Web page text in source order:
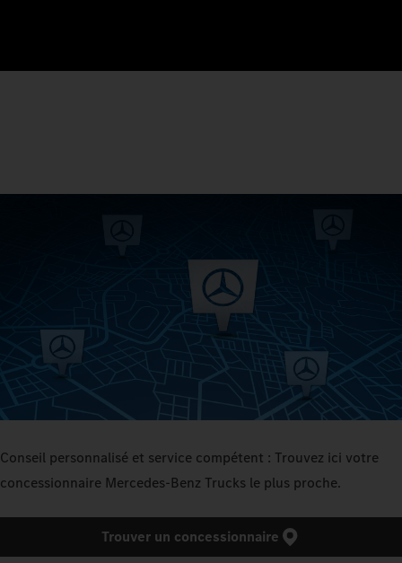
Conseil personnalisé et service compétent : Trouvez ici votre
concessionnaire Mercedes‑Benz Trucks le plus proche.
Trouver un concessionnaire